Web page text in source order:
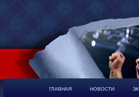
ГЛАВНАЯ НОВОСТИ